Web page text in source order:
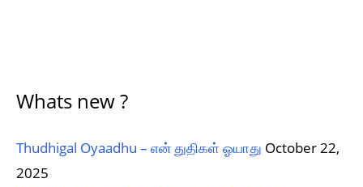
Whats new ?
Thudhigal Oyaadhu – என் துதிகள் ஓயாது October 22,
2025